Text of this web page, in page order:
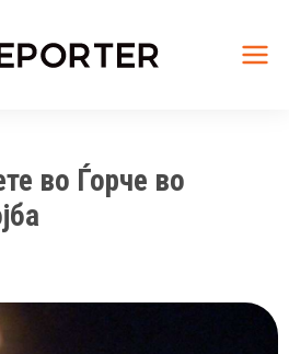
во Ѓорче во